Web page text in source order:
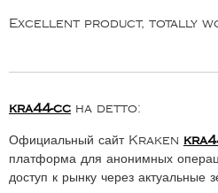
Excellent product, totally
kra44-cc ha detto:
Официальный сайт Kraken
платформа для анонимных
доступ к рынку через актуальные